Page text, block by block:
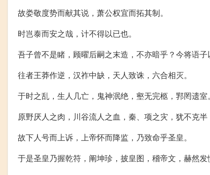
故娄敬度势而献其说，萧公权宜而拓其制。
时岂泰而安之哉，计不得以已也。
吾子曾不是睹，顾曜后嗣之末造，不亦暗乎？今将语
往者王莽作逆，汉祚中缺，天人致诛，六合相灭。
于时之乱，生人几亡，鬼神泯绝，壑无完柩，郛罔遗室。
原野厌人之肉，川谷流人之血，秦、项之灾，犹不克半
故下人号而上诉，上帝怀而降监，乃致命乎圣皇。
于是圣皇乃握乾符，阐坤珍，披皇图，稽帝文，赫然发